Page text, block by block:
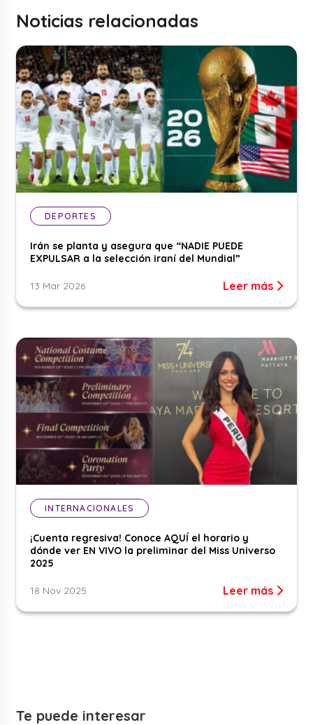
Noticias relacionadas
DEPORTES
Irán se planta y asegura que “NADIE PUEDE
EXPULSAR a la selección iraní del Mundial”
13 Mar 2026 Leer más
INTERNACIONALES
¡Cuenta regresiva! Conoce AQUÍ el horario y
dónde ver EN VIVO la preliminar del Miss Universo
2025
18 Nov 2025 Leer más
Te puede interesar